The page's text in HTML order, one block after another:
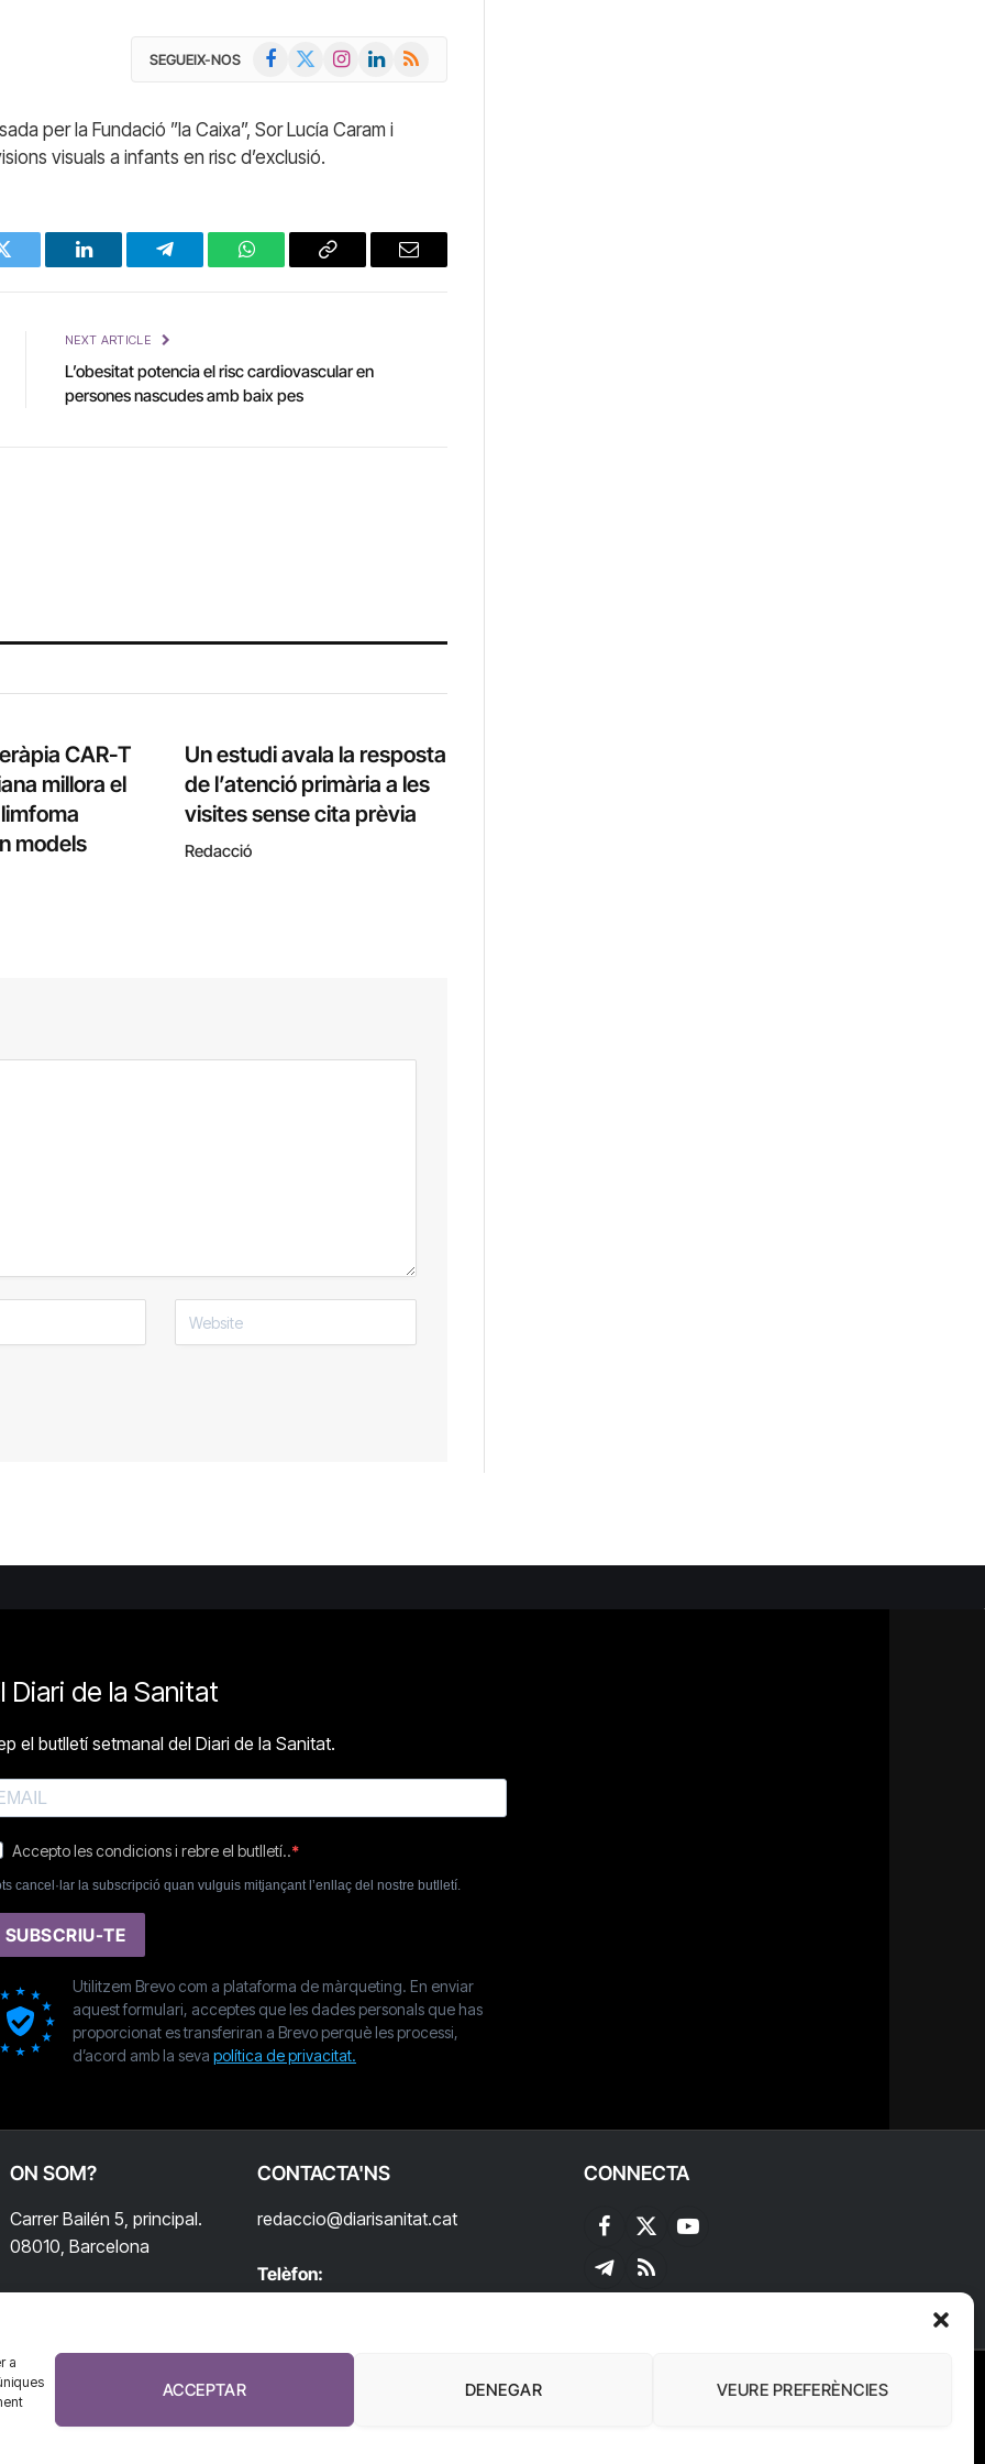
a
ACCEPTAR DENEGAR VEURE PREFERÈNCIES
SEGUEIX-NOS Facebook InstagramLinkedIn
RSS
per la Fundació ”la Caixa”, Sor Lucía Caram i
visuals a infants en risc d’exclusió.
Twitter LinkedIn Telegram WhatsAppCopy
Email
NEXT ARTICLE
L’obesitat potencia el risc cardiovascular en
persones nascudes amb baix pes
CAR-T
millora el
models
Un estudi avala la resposta
de l’atenció primària a les
visites sense cita prèvia
Redacció
Diari de la Sanitat
el butlletí setmanal del Diari de la Sanitat.
Accepto les condicions i rebre el butlletí..
cancel·lar la subscripció quan vulguis mitjançant l’enllaç del nostre butlletí.
SUBSCRIU-TE
Utilitzem Brevo com a plataforma de màrqueting. En enviar
aquest formulari, acceptes que les dades personals que has
proporcionat es transferiran a Brevo perquè les processi,
d’acord amb la seva política de privacitat.
ON SOM?
Carrer Bailén 5, principal.
08010, Barcelona
CONTACTA'NS
redaccio@diarisanitat.cat
Telèfon:
CONNECTA
Facebook
X
(Twitter)
YouTube
Telegram
RSS